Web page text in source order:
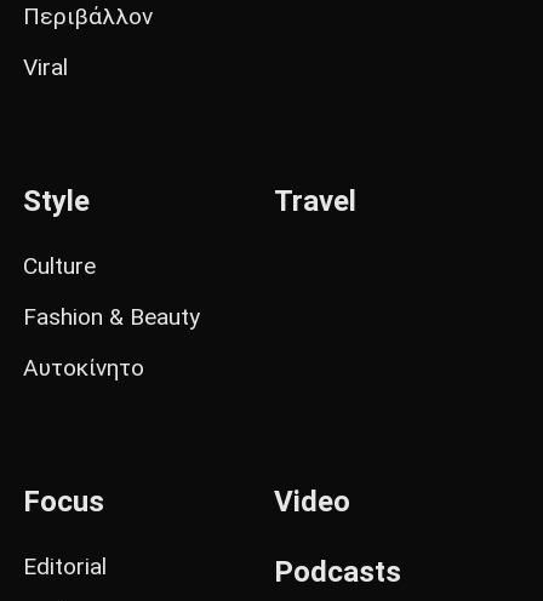
Περιβάλλον
Viral
Style
Culture
Fashion & Beauty
Αυτοκίνητο
Travel
Focus
Editorial
Video
Podcasts